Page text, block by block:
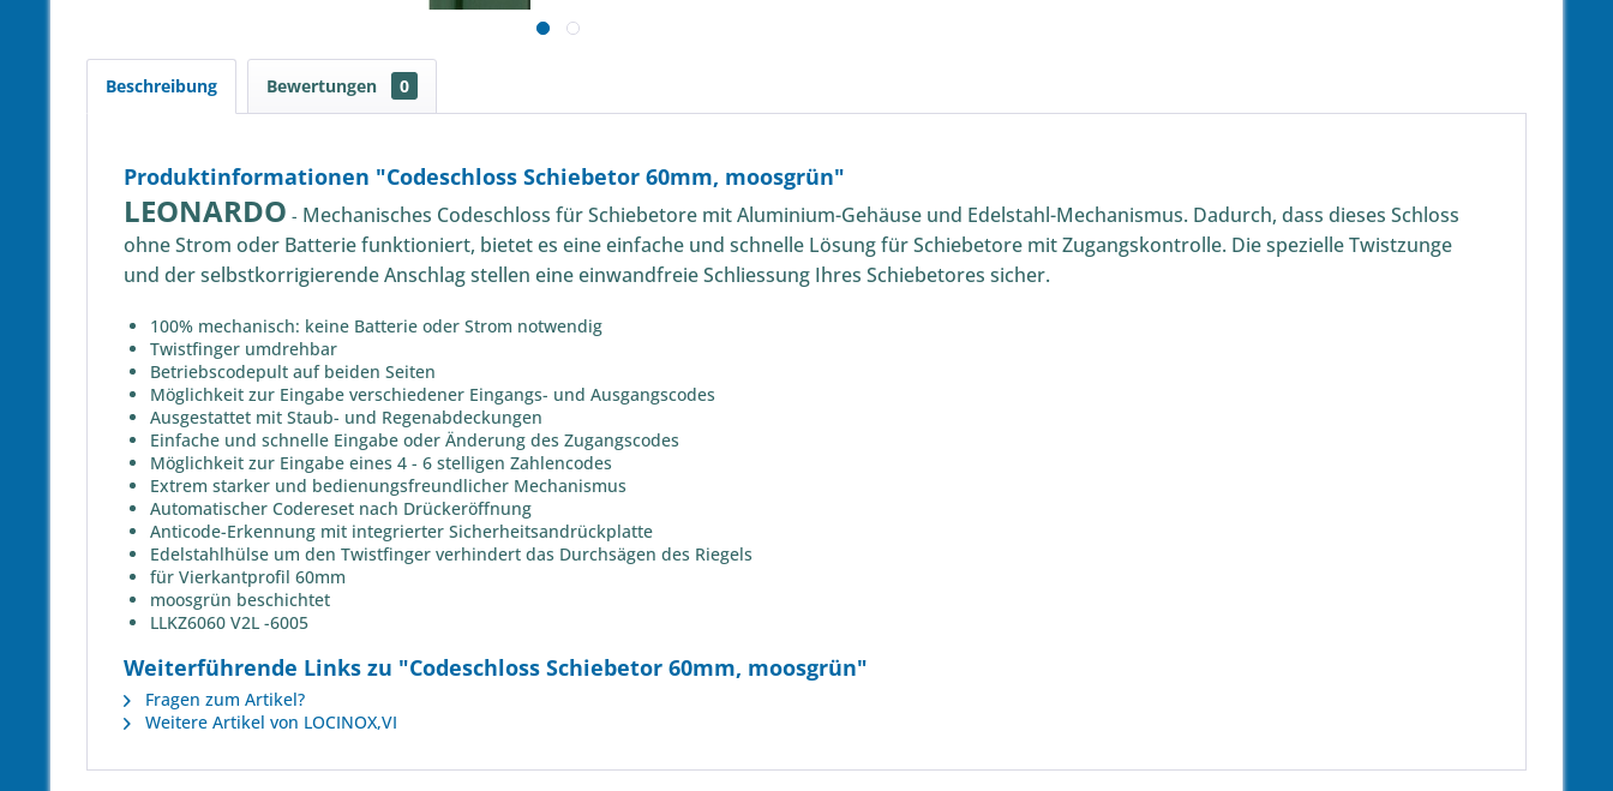
Beschreibung Bewertungen 0
Produktinformationen "Codeschloss Schiebetor 60mm, moosgrün"
LEONARDO - Mechanisches Codeschloss für Schiebetore mit Aluminium-Gehäuse und Edelstahl-Mechanismus. Dadurch, dass dieses Schloss
ohne Strom oder Batterie funktioniert, bietet es eine einfache und schnelle Lösung für Schiebetore mit Zugangskontrolle. Die spezielle Twistzunge
und der selbstkorrigierende Anschlag stellen eine einwandfreie Schliessung Ihres Schiebetores sicher.
100% mechanisch: keine Batterie oder Strom notwendig
Twistfinger umdrehbar
Betriebscodepult auf beiden Seiten
Möglichkeit zur Eingabe verschiedener Eingangs- und Ausgangscodes
Ausgestattet mit Staub- und Regenabdeckungen
Einfache und schnelle Eingabe oder Änderung des Zugangscodes
Möglichkeit zur Eingabe eines 4 - 6 stelligen Zahlencodes
Extrem starker und bedienungsfreundlicher Mechanismus
Automatischer Codereset nach Drückeröffnung
Anticode-Erkennung mit integrierter Sicherheitsandrückplatte
Edelstahlhülse um den Twistfinger verhindert das Durchsägen des Riegels
für Vierkantprofil 60mm
moosgrün beschichtet
LLKZ6060 V2L -6005
Weiterführende Links zu "Codeschloss Schiebetor 60mm, moosgrün"
Fragen zum Artikel?
Weitere Artikel von LOCINOX,VI